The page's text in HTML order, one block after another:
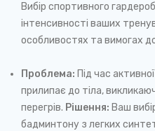
Вибір спортивного
інтенсивності ваших
особливостях та вимогах
Проблема: Під час
прилипає до тіла,
перегрів. Рішення: Ваш
бадминтону з легких